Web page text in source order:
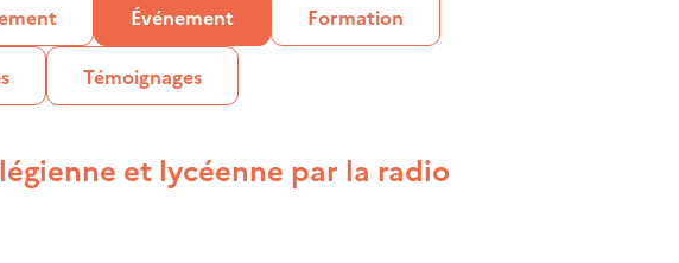
Événement Formation
Témoignages
et lycéenne par la radio